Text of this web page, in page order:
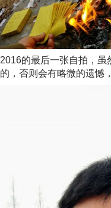
2016的最后一张自拍，
的，否则会有略微的遗憾